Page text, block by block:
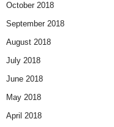
October 2018
September 2018
August 2018
July 2018
June 2018
May 2018
April 2018